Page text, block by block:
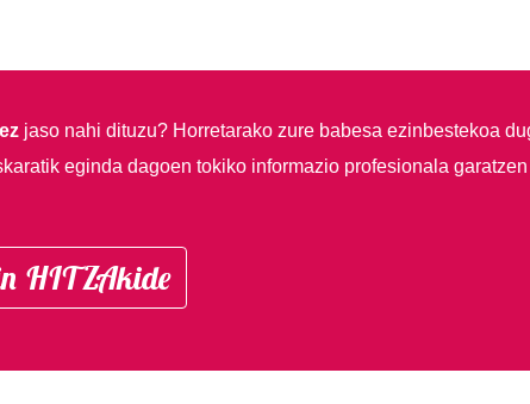
jaso nahi dituzu? Horretarako zure babesa ezinbestekoa
eginda dagoen tokiko informazio profesionala garatzen
HITZAkide